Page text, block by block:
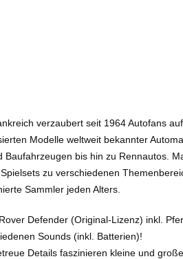
verzaubert seit 1964 Autofans
Modelle weltweit bekannter
Baufahrzeugen bis hin zu Rennautos.
zu verschiedenen
Sammler jeden Alters.
Defender (Original-Lizenz) inkl.
Sounds (inkl. Batterien)!
Details faszinieren kleine und